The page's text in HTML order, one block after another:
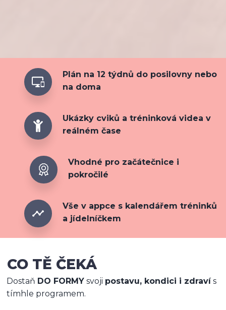
Plán na 12 týdnů do posilovny nebo
na doma
Ukázky cviků a tréninková videa v
reálném čase
Vhodné pro začátečnice i
pokročilé
Vše v appce s kalendářem tréninků
a jídelníčkem
CO TĚ ČEKÁ
Dostaň DO FORMY svoji postavu, kondici i zdravís
tímhle programem.